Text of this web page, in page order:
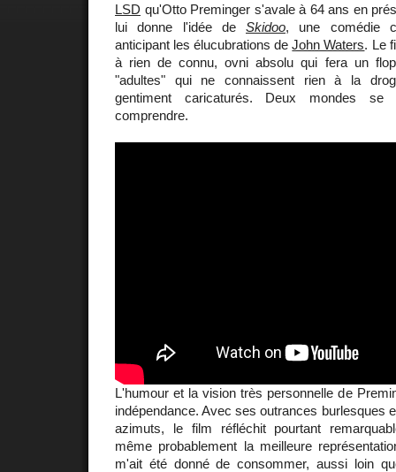
LSD qu'Otto Preminger s'avale à 64 ans en
lui donne l'idée de Skidoo, une comédie
anticipant les élucubrations deJohn Waters. Le
à rien de connu, ovni absolu qui fera un
"adultes" qui ne connaissent rien à la
gentiment caricaturés. Deux mondes se
comprendre.
L'humour et la vision très personnelle de
indépendance. Avec ses outrances burlesques
azimuts, le film réfléchit pourtant
même probablement la meilleure
m'ait été donné de consommer, aussi loin